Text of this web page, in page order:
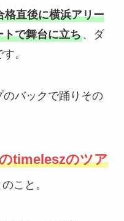
格直後に横浜アリー
で舞台に立ち、ダ
。
のバックで踊りその
timeleszのツア
こと。